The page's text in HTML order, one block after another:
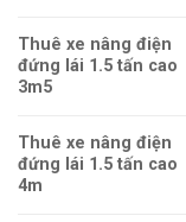
Thuê xe nâng điện
đứng lái 1.5 tấn cao
3m5
Thuê xe nâng điện
đứng lái 1.5 tấn cao
4m